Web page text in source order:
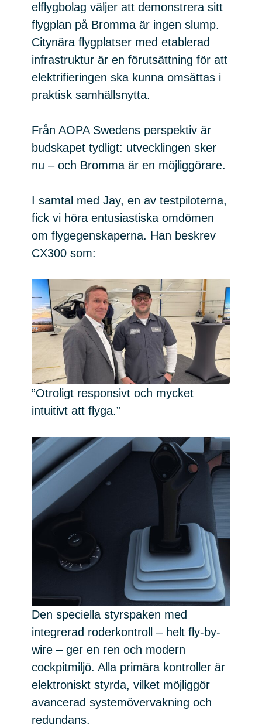
elflygbolag väljer att demonstrera sitt
flygplan på Bromma är ingen slump.
Citynära flygplatser med etablerad
infrastruktur är en förutsättning för att
elektrifieringen ska kunna omsättas i
praktisk samhällsnytta.
Från AOPA Swedens perspektiv är
budskapet tydligt: utvecklingen sker
nu – och Bromma är en möjliggörare.
I samtal med Jay, en av testpiloterna,
fick vi höra entusiastiska omdömen
om flygegenskaperna. Han beskrev
CX300 som:
”Otroligt responsivt och mycket
intuitivt att flyga.”
Den speciella styrspaken med
integrerad roderkontroll – helt fly-by-
wire – ger en ren och modern
cockpitmiljö. Alla primära kontroller är
elektroniskt styrda, vilket möjliggör
avancerad systemövervakning och
redundans.